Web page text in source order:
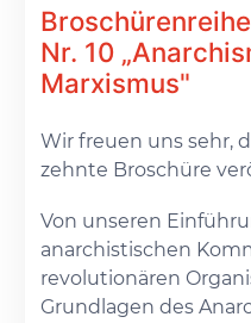
Nr. 10
Marxismus"
Wir freuen uns sehr,
zehnte Broschüre
Von unseren
anarchistischen
revolutionären
Grundlagen des